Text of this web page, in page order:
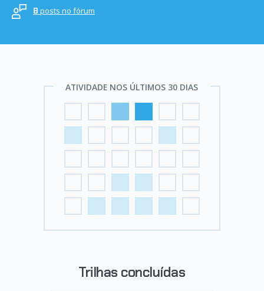
8 posts no fórum
ATIVIDADE NOS ÚLTIMOS 30 DIAS
Trilhas concluídas